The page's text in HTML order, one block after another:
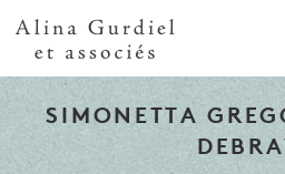
SIMONETTA